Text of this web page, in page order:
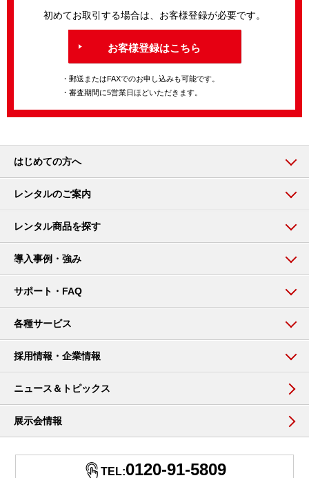
初めてお取引する場合は、お客様登録が必要です。
お客様登録はこちら
・郵送またはFAXでのお申し込みも可能です。
・審査期間に5営業日ほどいただきます。
はじめての方へ
レンタルのご案内
レンタル商品を探す
導入事例・強み
サポート・FAQ
各種サービス
採用情報・企業情報
ニュース＆トピックス
展示会情報
TEL:0120-91-5809